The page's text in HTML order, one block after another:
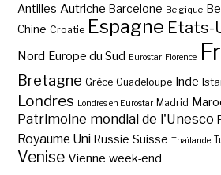
Antilles Autriche Barcelone Belgique
Chine Croatie Espagne Etats-
Nord Europe du Sud Eurostar Florence
Bretagne Grèce Guadeloupe Inde
Londres Londres en Eurostar Madrid
Patrimoine mondial de l'Unesco
Royaume Uni Russie Suisse Thaïlande
Venise Vienne week-end